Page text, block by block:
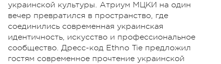
украинской культуры. Атриум МЦКИ на один
вечер превратился в пространство, где
соединились современная украинская
идентичность, искусство и профессиональное
сообщество. Дресс-код Ethno Tie предложил
гостям современное прочтение украинской